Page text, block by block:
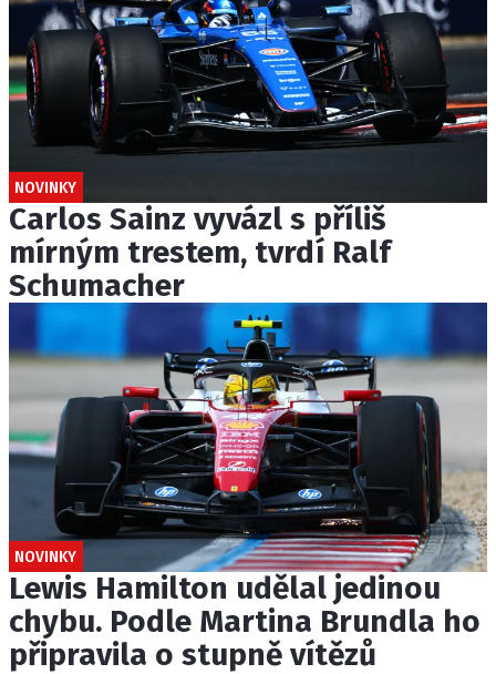
NOVINKY
Carlos Sainz vyvázl s příliš
mírným trestem, tvrdí Ralf
Schumacher
NOVINKY
Lewis Hamilton udělal jedinou
chybu. Podle Martina Brundla ho
připravila o stupně vítězů